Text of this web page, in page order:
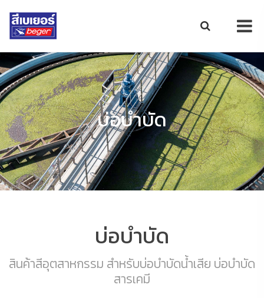
บ่อบำบัด
บ่อบำบัด
สินค้าสีอุตสาหกรรม สำหรับบ่อบำบัดน้ำเสีย บ่อบำบัด
สารเคมี